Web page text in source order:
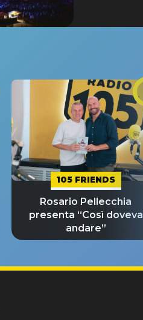
105 FRIENDS
Rosario Pellecchia
presenta “Così doveva
andare”